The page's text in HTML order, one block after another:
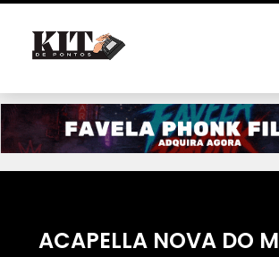
ACAPELLA NOVA DO